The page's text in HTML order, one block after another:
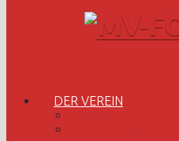
DER VEREIN